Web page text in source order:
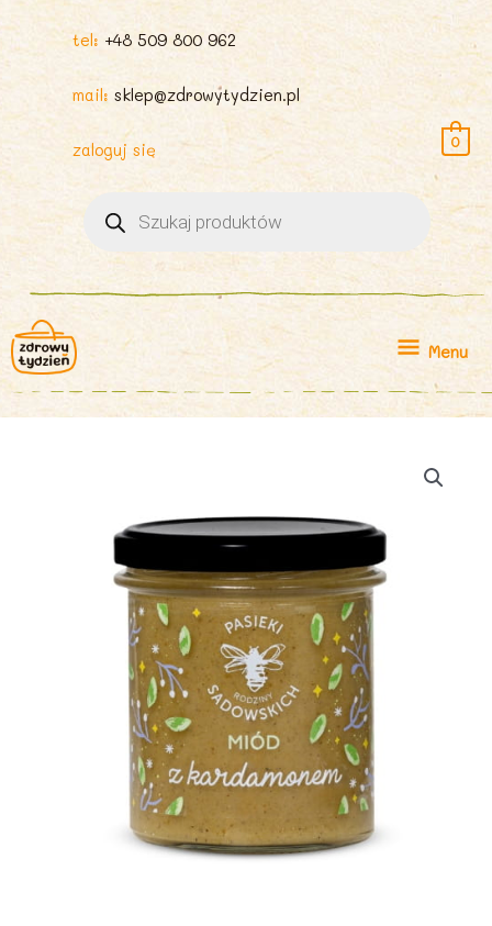
tel: +48 509 800 962
mail: sklep@zdrowytydzien.pl
zaloguj się
produktów
0
Menu
Menu